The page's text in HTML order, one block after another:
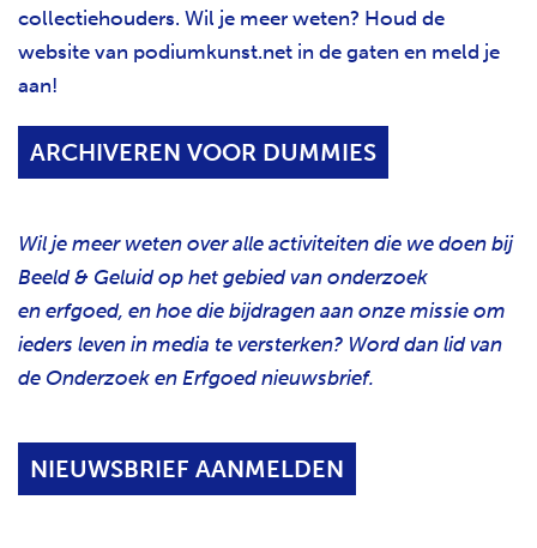
collectiehouders. Wil je meer weten? Houd de
website van podiumkunst.net in de gaten en meld je
aan!
ARCHIVEREN VOOR DUMMIES
Wil je meer weten over alle activiteiten die we doen bij
Beeld & Geluid op het gebied van onderzoek
en erfgoed, en hoe die bijdragen aan onze missie om
ieders leven in media te versterken? Word dan lid van
de Onderzoek en Erfgoed nieuwsbrief.
NIEUWSBRIEF AANMELDEN